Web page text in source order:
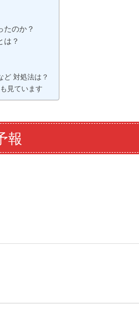
たのか？
は？
対処法は？
見ています
報